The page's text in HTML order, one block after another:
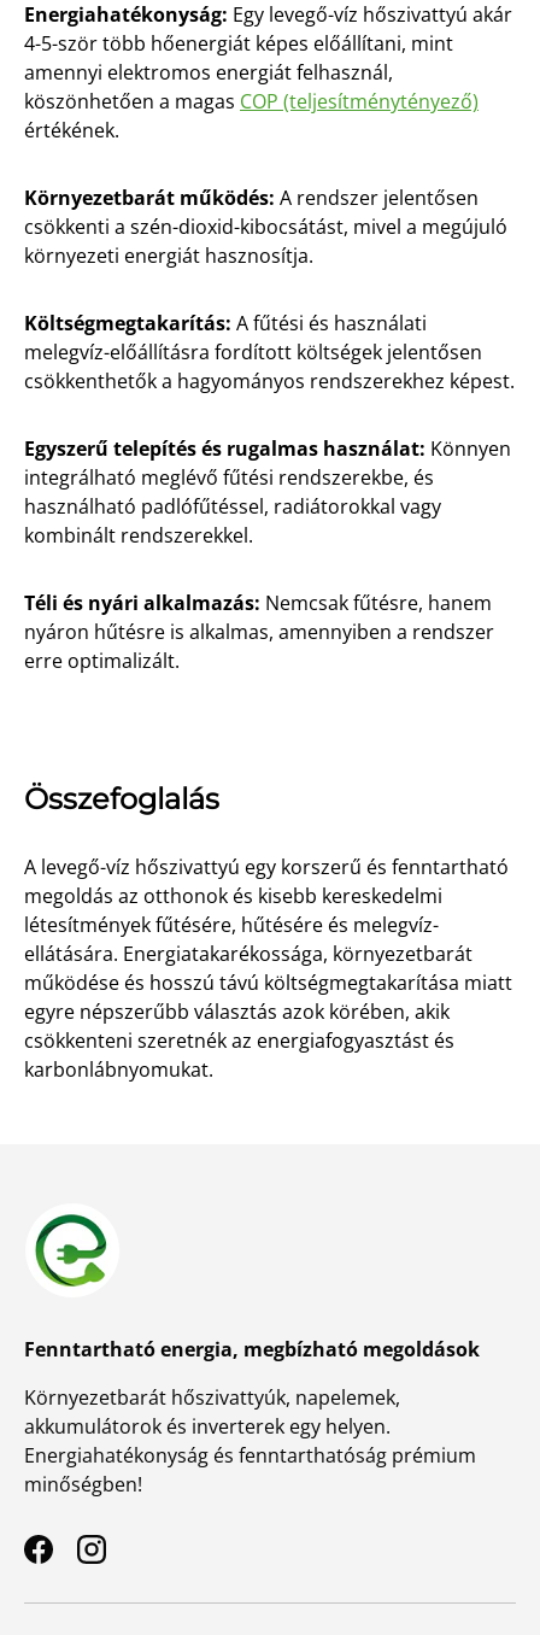
Energiahatékonyság: Egy levegő-víz hőszivattyú akár
4-5-ször több hőenergiát képes előállítani, mint
amennyi elektromos energiát felhasznál,
köszönhetően a magas COP (teljesítménytényező)
értékének.
Környezetbarát működés: A rendszer jelentősen
csökkenti a szén-dioxid-kibocsátást, mivel a megújuló
környezeti energiát hasznosítja.
Költségmegtakarítás: A fűtési és használati
melegvíz-előállításra fordított költségek jelentősen
csökkenthetők a hagyományos rendszerekhez képest.
Egyszerű telepítés és rugalmas használat: Könnyen
integrálható meglévő fűtési rendszerekbe, és
használható padlófűtéssel, radiátorokkal vagy
kombinált rendszerekkel.
Téli és nyári alkalmazás: Nemcsak fűtésre, hanem
nyáron hűtésre is alkalmas, amennyiben a rendszer
erre optimalizált.
Összefoglalás
A levegő-víz hőszivattyú egy korszerű és fenntartható
megoldás az otthonok és kisebb kereskedelmi
létesítmények fűtésére, hűtésére és melegvíz-
ellátására. Energiatakarékossága, környezetbarát
működése és hosszú távú költségmegtakarítása miatt
egyre népszerűbb választás azok körében, akik
csökkenteni szeretnék az energiafogyasztást és
karbonlábnyomukat.
Fenntartható energia, megbízható megoldások
Környezetbarát hőszivattyúk, napelemek,
akkumulátorok és inverterek egy helyen.
Energiahatékonyság és fenntarthatóság prémium
minőségben!
FacebookInstagram